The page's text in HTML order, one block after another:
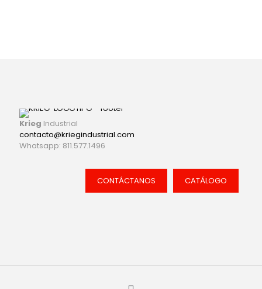
Krieg Industrial
contacto@kriegindustrial.com
Whatsapp: 811.577.1496
CONTÁCTANOS CATÁLOGO